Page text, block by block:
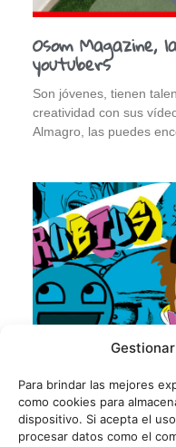
Para brindar las mejores
como cookies para
dispositivo. Si acepta el
procesar datos como el
Osom Magazine,
youtubers
Son jóvenes, tienen
creatividad con sus
Almagro, las puedes